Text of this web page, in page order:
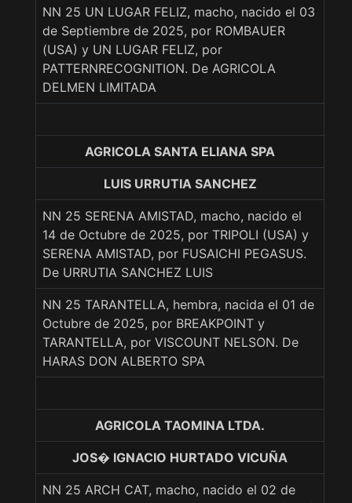
NN 25 UN LUGAR FELIZ, macho, nacido el 03
de Septiembre de 2025, por ROMBAUER
(USA) y UN LUGAR FELIZ, por
PATTERNRECOGNITION. De AGRICOLA
DELMEN LIMITADA
AGRICOLA SANTA ELIANA SPA
LUIS URRUTIA SANCHEZ
NN 25 SERENA AMISTAD, macho, nacido el
14 de Octubre de 2025, por TRIPOLI (USA) y
SERENA AMISTAD, por FUSAICHI PEGASUS.
De URRUTIA SANCHEZ LUIS
NN 25 TARANTELLA, hembra, nacida el 01 de
Octubre de 2025, por BREAKPOINT y
TARANTELLA, por VISCOUNT NELSON. De
HARAS DON ALBERTO SPA
AGRICOLA TAOMINA LTDA.
JOS� IGNACIO HURTADO VICUÑA
NN 25 ARCH CAT, macho, nacido el 02 de